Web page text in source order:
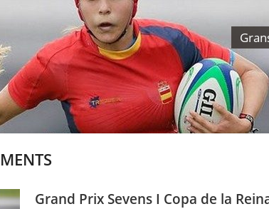
Grand Prix Sevens I Copa de la